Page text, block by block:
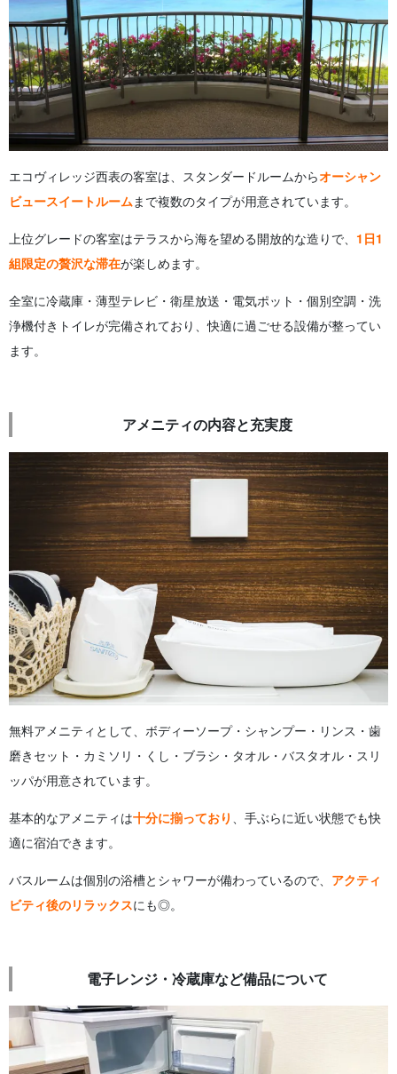
エコヴィレッジ西表の客室は、スタンダードルームからオーシャン
ビュースイートルームまで複数のタイプが用意されています。
上位グレードの客室はテラスから海を望める開放的な造りで、 1日1
組限定の贅沢な滞在が楽しめます。
全室に冷蔵庫・薄型テレビ・衛星放送・電気ポット・個別空調・洗
浄機付きトイレが完備されており、快適に過ごせる設備が整ってい
ます。
アメニティの内容と充実度
無料アメニティとして、ボディーソープ・シャンプー・リンス・歯
磨きセット・カミソリ・くし・ブラシ・タオル・バスタオル・スリ
ッパが用意されています。
基本的なアメニティは十分に揃っており 、手ぶらに近い状態でも快
適に宿泊できます。
バスルームは個別の浴槽とシャワーが備わっているので、 アクティ
ビティ後のリラックスにも◎。
電子レンジ・冷蔵庫など備品について